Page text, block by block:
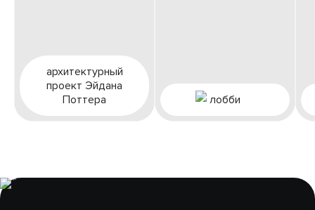
архитектурный
проект Эйдана
Поттера
лобби